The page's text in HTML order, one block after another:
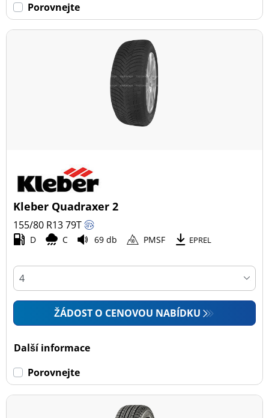
Porovnejte
Kleber Quadraxer 2
155/80 R1379T
D C 69 db PMSF EPREL
ŽÁDOST O CENOVOU NABÍDKU
Další informace
Porovnejte